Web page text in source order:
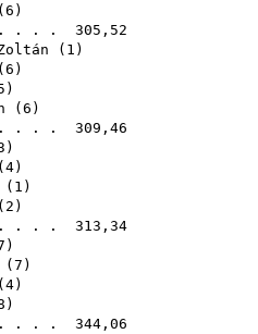
6 )
. . 305,52
( 1 )
6 )
)
( 6 )
. . 309,46
)
4)
( 1 )
2 )
. . 313,34
)
( 7 )
4)
)
. . 344,06